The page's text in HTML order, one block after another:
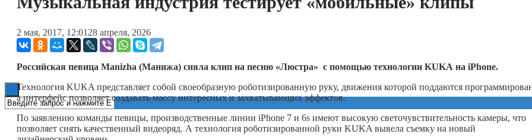
Технологии
ESG
2 мая, 2017, 12:01 28 апреля, 2026
Российская певица Manizha (Манижа) сняла клип на песню «Люстра» с помощью технологии KUKA на iPhone.
Технология KUKA представляет собой своеобразную роботизированную руку, движения которой поддаются
а интерфейс позволяет создавать массу интересных и захватывающих эффектов.
По заявлению команды певицы, производственные линии iPhone 7 и 6s имеют высокую светочувствительность камеры, что
позволяет снять качественный видеоряд. А технология роботизированной руки KUKA вывела съемку на новый